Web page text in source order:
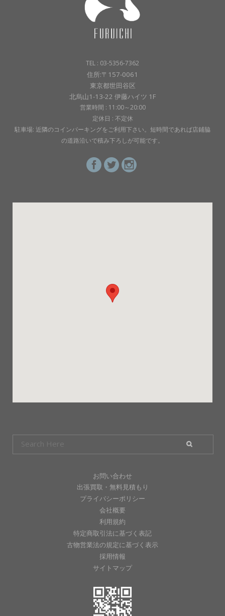
TEL : 03-5356-7362
住所:〒157-0061
東京都世田谷区
北烏山1-13-22 伊藤ハイツ 1F
営業時間 : 11:00～20:00
定休日 : 不定休
駐車場: 近隣のコインパーキングをご利用下さい。短時間であれば店鋪脇
の道路沿いで積み下ろしが可能です。
お問い合わせ
出張買取・無料見積もり
プライバシーポリシー
会社概要
利用規約
特定商取引法に基づく表記
古物営業法の規定に基づく表示
採用情報
サイトマップ